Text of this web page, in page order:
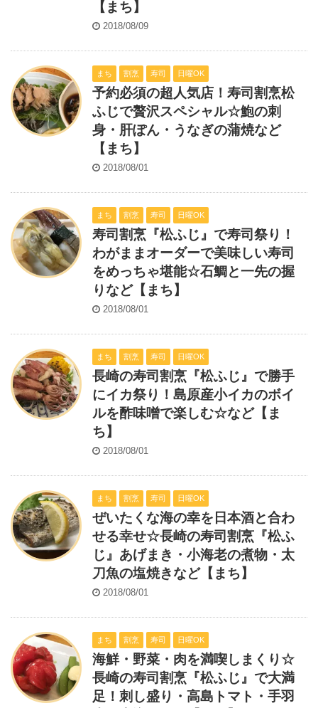
【まち】
2018/08/09
まち 割烹 寿司 日曜OK
予約必須の超人気店！寿司割烹松
ふじで贅沢スペシャル☆鮑の刺
身・肝ぽん・うなぎの蒲焼など
【まち】
2018/08/01
まち 割烹 寿司 日曜OK
寿司割烹『松ふじ』で寿司祭り！
わがままオーダーで美味しい寿司
をめっちゃ堪能☆石鯛と一先の握
りなど【まち】
2018/08/01
まち 割烹 寿司 日曜OK
長崎の寿司割烹『松ふじ』で勝手
にイカ祭り！島原産小イカのボイ
ルを酢味噌で楽しむ☆など【ま
ち】
2018/08/01
まち 割烹 寿司 日曜OK
ぜいたくな海の幸を日本酒と合わ
せる幸せ☆長崎の寿司割烹『松ふ
じ』あげまき・小海老の煮物・太
刀魚の塩焼きなど【まち】
2018/08/01
まち 割烹 寿司 日曜OK
海鮮・野菜・肉を満喫しまくり☆
長崎の寿司割烹『松ふじ』で大満
足！刺し盛り・高島トマト・手羽